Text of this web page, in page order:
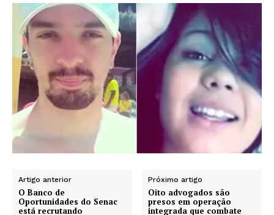
Artigo anterior
O Banco de
Oportunidades do Senac
está recrutando
Próximo artigo
Oito advogados são
presos em operação
integrada que combate